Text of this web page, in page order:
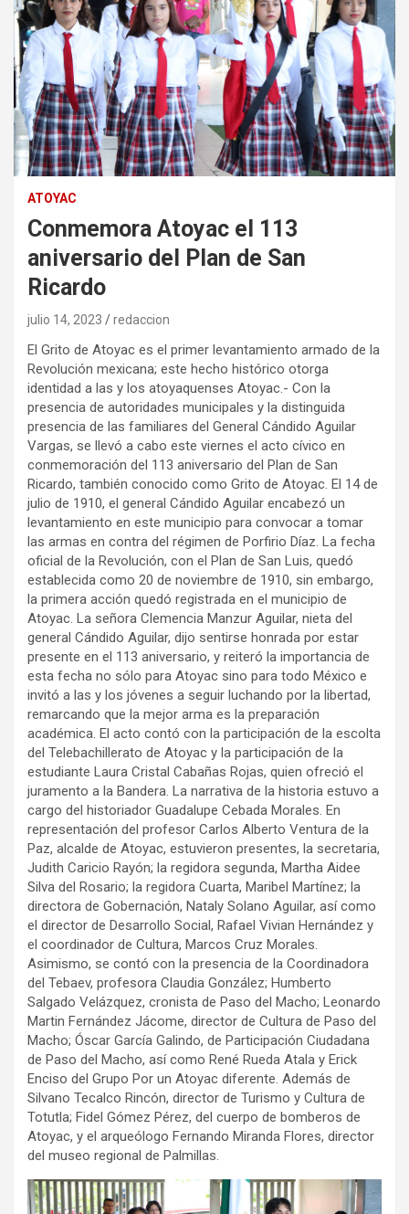
ATOYAC
Conmemora Atoyac el 113
aniversario del Plan de San
Ricardo
julio 14, 2023 redaccion
El Grito de Atoyac es el primer levantamiento armado de la
Revolución mexicana; este hecho histórico otorga
identidad a las y los atoyaquenses Atoyac.- Con la
presencia de autoridades municipales y la distinguida
presencia de las familiares del General Cándido Aguilar
Vargas, se llevó a cabo este viernes el acto cívico en
conmemoración del 113 aniversario del Plan de San
Ricardo, también conocido como Grito de Atoyac. El 14 de
julio de 1910, el general Cándido Aguilar encabezó un
levantamiento en este municipio para convocar a tomar
las armas en contra del régimen de Porfirio Díaz. La fecha
oficial de la Revolución, con el Plan de San Luis, quedó
establecida como 20 de noviembre de 1910, sin embargo,
la primera acción quedó registrada en el municipio de
Atoyac. La señora Clemencia Manzur Aguilar, nieta del
general Cándido Aguilar, dijo sentirse honrada por estar
presente en el 113 aniversario, y reiteró la importancia de
esta fecha no sólo para Atoyac sino para todo México e
invitó a las y los jóvenes a seguir luchando por la libertad,
remarcando que la mejor arma es la preparación
académica. El acto contó con la participación de la escolta
del Telebachillerato de Atoyac y la participación de la
estudiante Laura Cristal Cabañas Rojas, quien ofreció el
juramento a la Bandera. La narrativa de la historia estuvo a
cargo del historiador Guadalupe Cebada Morales. En
representación del profesor Carlos Alberto Ventura de la
Paz, alcalde de Atoyac, estuvieron presentes, la secretaria,
Judith Caricio Rayón; la regidora segunda, Martha Aidee
Silva del Rosario; la regidora Cuarta, Maribel Martínez; la
directora de Gobernación, Nataly Solano Aguilar, así como
el director de Desarrollo Social, Rafael Vivian Hernández y
el coordinador de Cultura, Marcos Cruz Morales.
Asimismo, se contó con la presencia de la Coordinadora
del Tebaev, profesora Claudia González; Humberto
Salgado Velázquez, cronista de Paso del Macho; Leonardo
Martin Fernández Jácome, director de Cultura de Paso del
Macho; Óscar García Galindo, de Participación Ciudadana
de Paso del Macho, así como René Rueda Atala y Erick
Enciso del Grupo Por un Atoyac diferente. Además de
Silvano Tecalco Rincón, director de Turismo y Cultura de
Totutla; Fidel Gómez Pérez, del cuerpo de bomberos de
Atoyac, y el arqueólogo Fernando Miranda Flores, director
del museo regional de Palmillas.